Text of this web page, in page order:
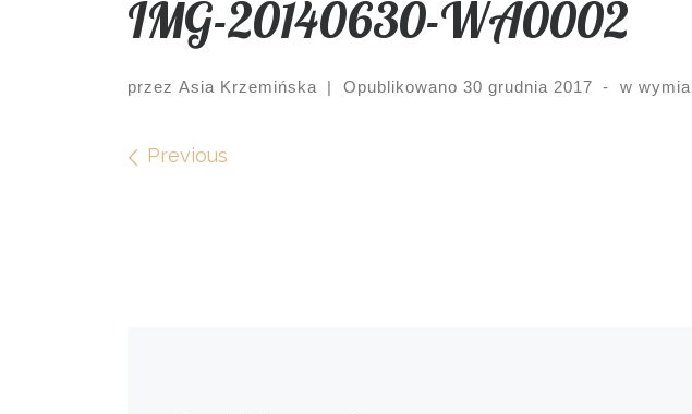
IMG-20140630-WA0002
przez Asia Krzemińska | Opublikowano 30 grudnia 2017 - w
Images navigation
Previous